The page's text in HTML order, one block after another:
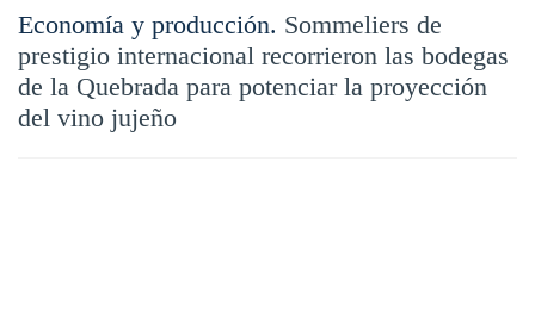
Economía y producción. Sommeliers de
prestigio internacional recorrieron las bodegas
de la Quebrada para potenciar la proyección
del vino jujeño